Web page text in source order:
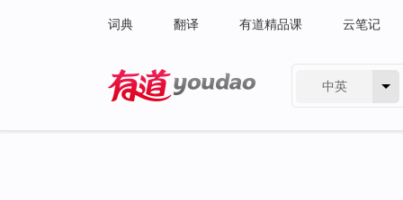
词典 翻译 有道精品课 云笔记
中英